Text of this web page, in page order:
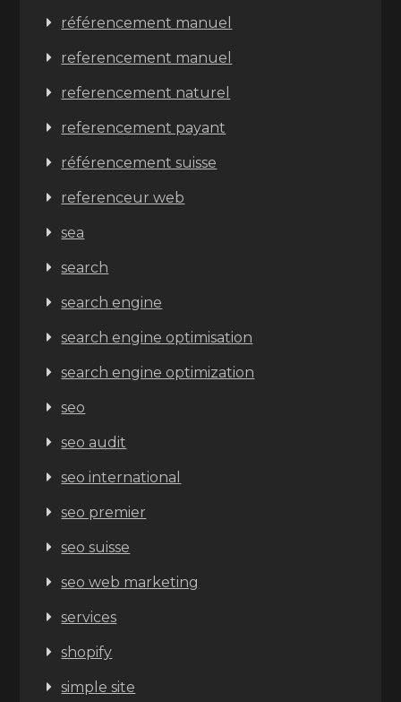
référencement manuel
referencement manuel
referencement naturel
referencement payant
référencement suisse
referenceur web
sea
search
search engine
search engine optimisation
search engine optimization
seo
seo audit
seo international
seo premier
seo suisse
seo web marketing
services
shopify
simple site